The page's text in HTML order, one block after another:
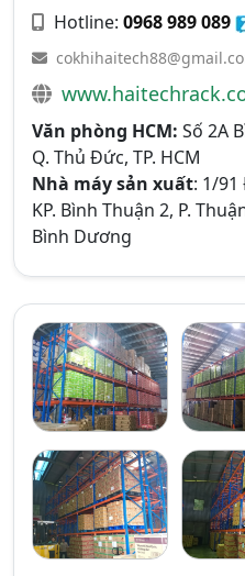
Hotline: 0968 989 089
Văn phòng HCM: Số 2A
Q. Thủ Đức, TP. HCM
Nhà máy sản xuất: 1/
KP. Bình Thuận 2, P.
Bình Dương